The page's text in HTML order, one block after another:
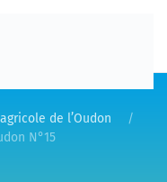
de l’Oudon
N°15